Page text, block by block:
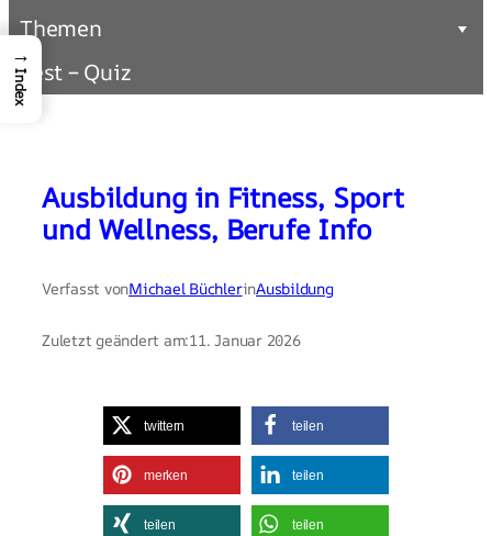
Themen
Test – Quiz
Ausbildung in Fitness, Sport
und Wellness, Berufe Info
Verfasst vonMichael BüchlerinAusbildung
Zuletzt geändert am:11. Januar 2026
twittern teilen
merken teilen
teilen teilen
→
Index